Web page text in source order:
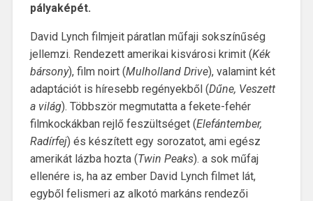
pályaképét.
David Lynch filmjeit páratlan műfaji sokszínűség
jellemzi. Rendezett amerikai kisvárosi krimit (Kék
bársony), film noirt (Mulholland Drive), valamint két
adaptációt is híresebb regényekből (Dűne, Veszett
a világ). Többször megmutatta a fekete-fehér
filmkockákban rejlő feszültséget (Elefántember,
Radírfej) és készített egy sorozatot, ami egész
amerikát lázba hozta (Twin Peaks). a sok műfaj
ellenére is, ha az ember David Lynch filmet lát,
egyből felismeri az alkotó markáns rendezői